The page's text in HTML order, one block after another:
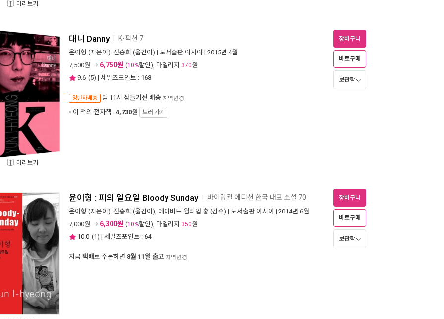
미리보기
미리보기
대니 Danny K-픽션 7
윤이형 (지은이), 전승희 (옮긴이) | 도서출판 아시아 | 2015년 4월
7,500원 → 6,750원 (10%할인), 마일리지 370원
9.6 (5) | 세일즈포인트 : 168
양탄자배송 밤 11시 잠들기전 배송 지역변경
이 책의 전자책 : 4,730원 보러 가기
장바구니
바로구매
보관함
윤이형 : 피의 일요일 Bloody Sunday 바이링궐 에디션 한국 대표 소설 70
윤이형 (지은이), 전승희 (옮긴이), 데이비드 윌리엄 홍 (감수) | 도서출판 아시아 | 2014년 6월
7,000원 → 6,300원 (10%할인), 마일리지 350원
10.0 (1) | 세일즈포인트 : 64
지금 택배로 주문하면 8월 11일 출고 지역변경
장바구니
바로구매
보관함